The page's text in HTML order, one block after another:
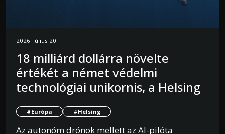
2026. július 20.
18 milliárd dollárra növelte
értékét a német védelmi
technológiai unikornis, a Helsing
#Európa #Helsing
Az autonóm drónok mellett az AI-pilóta